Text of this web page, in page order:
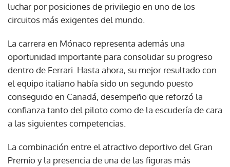
luchar por posiciones de privilegio en uno de los
circuitos más exigentes del mundo.
La carrera en Mónaco representa además una
oportunidad importante para consolidar su progreso
dentro de Ferrari. Hasta ahora, su mejor resultado con
el equipo italiano había sido un segundo puesto
conseguido en Canadá, desempeño que reforzó la
confianza tanto del piloto como de la escudería de cara
a las siguientes competencias.
La combinación entre el atractivo deportivo del Gran
Premio y la presencia de una de las figuras más